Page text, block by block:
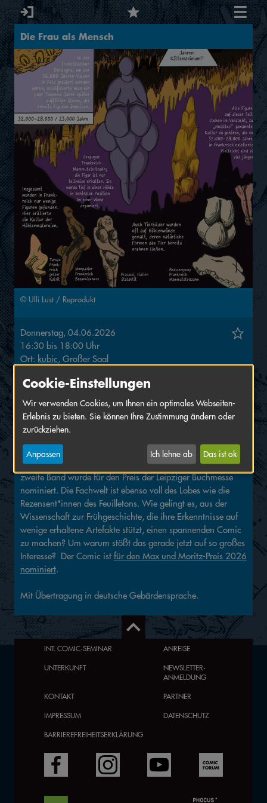
Die Frau als Mensch
© Ulli Lust / Reprodukt
Donnerstag, 04.06.2026
16:30 bis 18:00 Uhr
Ort: kubic, Großer Saal
mit Salon-Ticket Eintritt frei!
Lesung von Ulli Lust und Gespräch mit Andrea Heinze
scheint ungebrochen. Der erste Band wurde als erster Comic
mit dem Deutschen Sachbuchpreis ausgezeichnet, der
zweite Band wurde für den Preis der Leipziger Buchmesse
nominiert. Die Fachwelt ist ebenso voll des Lobes wie die
Rezensent*innen des Feuilletons. Wie gelingt es, aus der
Wissenschaft zur Frühgeschichte, die ihre Erkenntnisse auf
wenige erhaltene Artefakte stützt, einen spannenden Comic
zu machen? Um warum stößt das gerade jetzt auf so großes
Interesse? Der Comic ist für den Max und Moritz-Preis 2026
nominiert.
Mit Übertragung in deutsche Gebärdensprache.
INT. COMIC-SEMINAR
ANREISE
UNTERKUNFT
NEWSLETTER-
ANMELDUNG
KONTAKT
PARTNER
IMPRESSUM
DATENSCHUTZ
BARRIEREFREIHEITSERKLÄRUNG
Cookie-Einstellungen
Wir verwenden Cookies, um Ihnen ein optimales Webseiten-
Erlebnis zu bieten. Sie können Ihre Zustimmung ändern oder
zurückziehen.
Anpassen Ich lehne ab Das ist ok